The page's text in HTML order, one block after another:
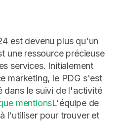
est devenu plus qu'un
une ressource précieuse
services. Initialement
marketing, le PDG s'est
dans le suivi de l'activité
mentionsL'équipe de
l'utiliser pour trouver et